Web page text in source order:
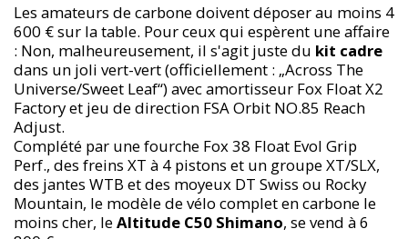
Les amateurs de carbone doivent déposer au moins 4
600 € sur la table. Pour ceux qui espèrent une affaire
: Non, malheureusement, il s'agit juste du kit cadre
dans un joli vert-vert (officiellement : „Across The
Universe/Sweet Leaf“) avec amortisseur Fox Float X2
Factory et jeu de direction FSA Orbit NO.85 Reach
Adjust.
Complété par une fourche Fox 38 Float Evol Grip
Perf., des freins XT à 4 pistons et un groupe XT/SLX,
des jantes WTB et des moyeux DT Swiss ou Rocky
Mountain, le modèle de vélo complet en carbone le
moins cher, leAltitude C50 Shimano, se vend à 6